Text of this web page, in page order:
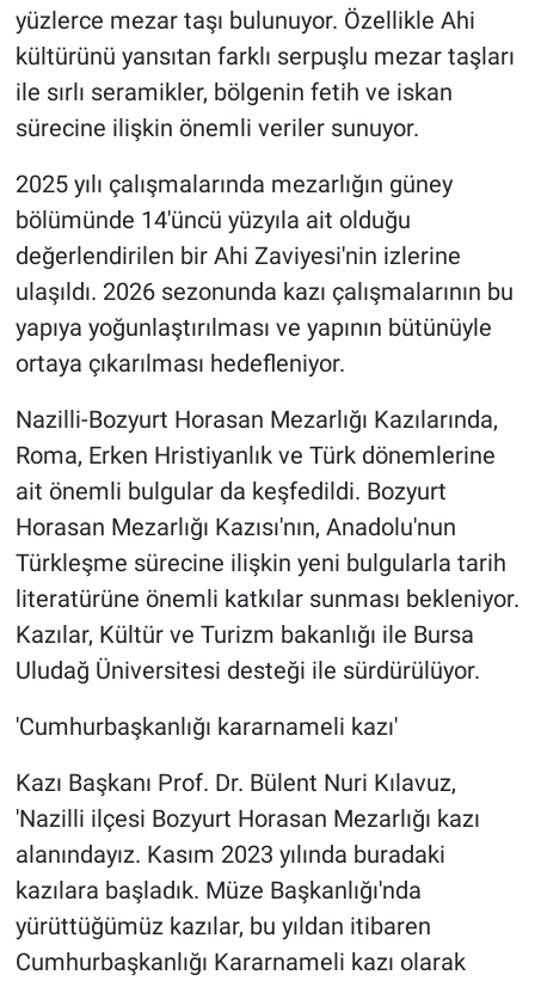
yüzlerce mezar taşı bulunuyor. Özellikle Ahi
kültürünü yansıtan farklı serpuşlu mezar taşları
ile sırlı seramikler, bölgenin fetih ve iskan
sürecine ilişkin önemli veriler sunuyor.
2025 yılı çalışmalarında mezarlığın güney
bölümünde 14'üncü yüzyıla ait olduğu
değerlendirilen bir Ahi Zaviyesi'nin izlerine
ulaşıldı. 2026 sezonunda kazı çalışmalarının bu
yapıya yoğunlaştırılması ve yapının bütünüyle
ortaya çıkarılması hedefleniyor.
Nazilli-Bozyurt Horasan Mezarlığı Kazılarında,
Roma, Erken Hristiyanlık ve Türk dönemlerine
ait önemli bulgular da keşfedildi. Bozyurt
Horasan Mezarlığı Kazısı'nın, Anadolu'nun
Türkleşme sürecine ilişkin yeni bulgularla tarih
literatürüne önemli katkılar sunması bekleniyor.
Kazılar, Kültür ve Turizm bakanlığı ile Bursa
Uludağ Üniversitesi desteği ile sürdürülüyor.
'Cumhurbaşkanlığı kararnameli kazı'
Kazı Başkanı Prof. Dr. Bülent Nuri Kılavuz,
'Nazilli ilçesi Bozyurt Horasan Mezarlığı kazı
alanındayız. Kasım 2023 yılında buradaki
kazılara başladık. Müze Başkanlığı'nda
yürüttüğümüz kazılar, bu yıldan itibaren
Cumhurbaşkanlığı Kararnameli kazı olarak